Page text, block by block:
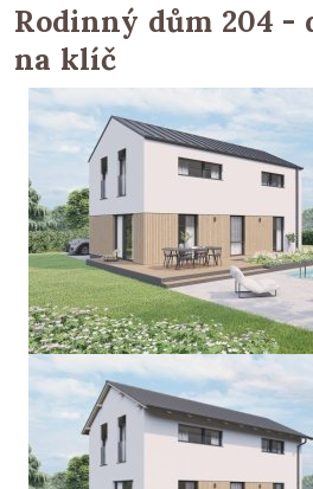
Rodinný dům 204 -
na klíč